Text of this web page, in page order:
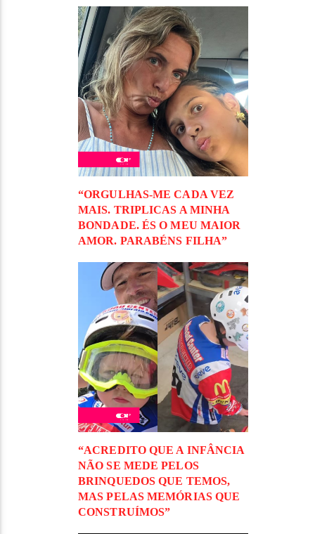
“ORGULHAS-ME CADA VEZ
MAIS. TRIPLICAS A MINHA
BONDADE. ÉS O MEU MAIOR
AMOR. PARABÉNS FILHA”
“ACREDITO QUE A INFÂNCIA
NÃO SE MEDE PELOS
BRINQUEDOS QUE TEMOS,
MAS PELAS MEMÓRIAS QUE
CONSTRUÍMOS”